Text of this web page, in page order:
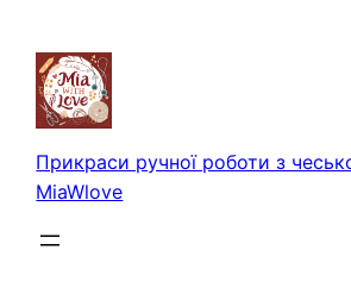
вмісту
Прикраси ручної роботи з
MiaWlove